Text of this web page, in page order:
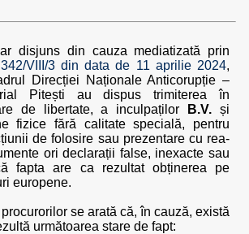
disjuns din cauza mediatizată prin
VIII/3 din data de 11 aprilie 2024,
Direcției Naționale Anticorupție –
Pitești au dispus trimiterea în
de libertate, a inculpaților
B.V. și
fizice fără calitate specială, pentru
de folosire sau prezentare cu rea-
ori declarații false, inexacte sau
fapta are ca rezultat obținerea pe
europene.
se arată că, în cauză, există
următoarea stare de fapt: